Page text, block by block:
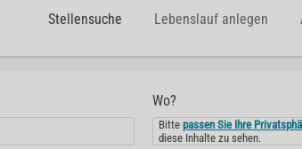
Stellensuche Lebenslauf anlegen
Wo?
Bittepassen Sie Ihre
diese Inhalte zu sehen.